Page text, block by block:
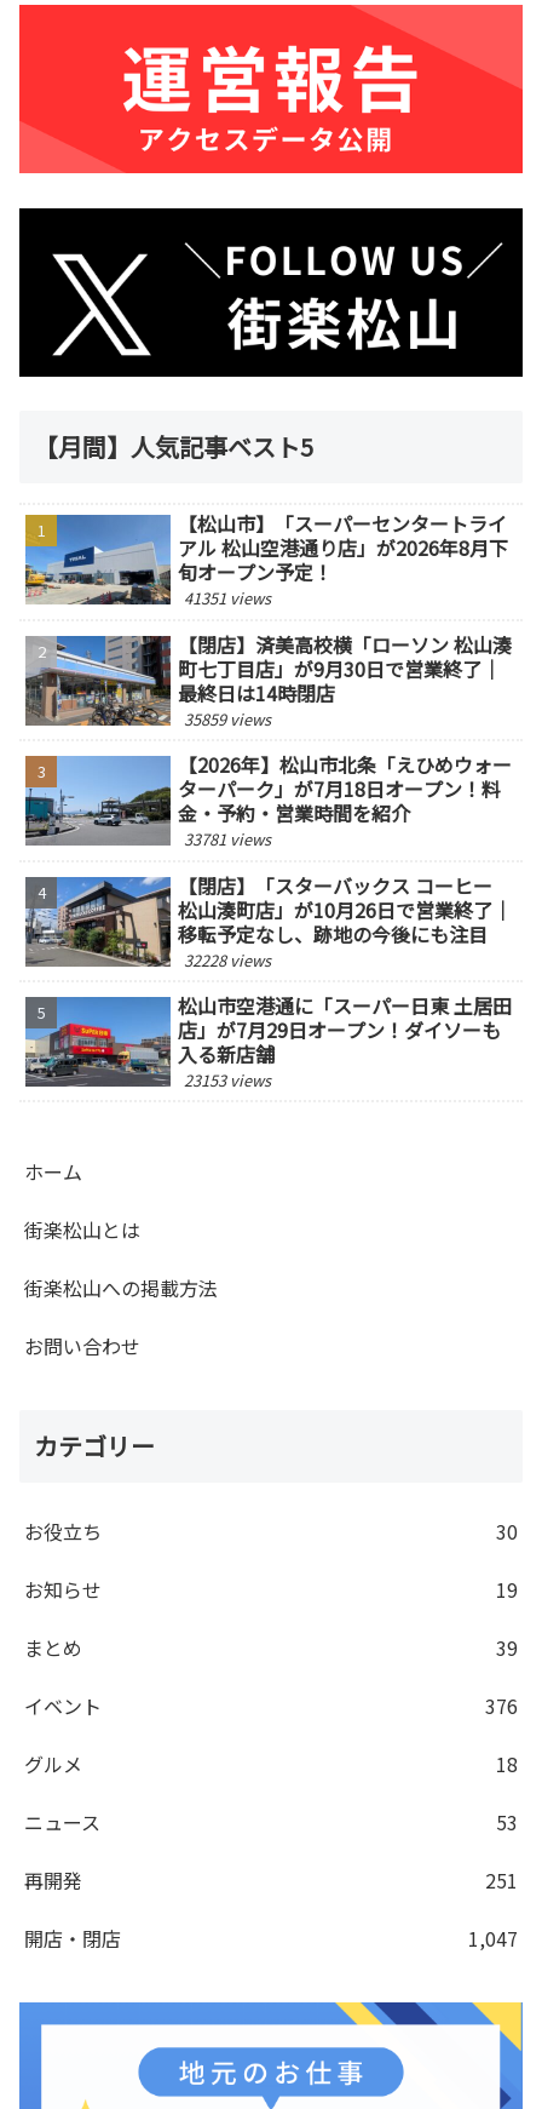
【月間】人気記事ベスト5
【松山市】「スーパーセンタートライ
アル 松山空港通り店」が2026年8月下
旬オープン予定！
41351 views
【閉店】済美高校横「ローソン 松山湊
町七丁目店」が9月30日で営業終了｜
最終日は14時閉店
35859 views
【2026年】松山市北条「えひめウォー
ターパーク」が7月18日オープン！料
金・予約・営業時間を紹介
33781 views
【閉店】「スターバックス コーヒー
松山湊町店」が10月26日で営業終了｜
移転予定なし、跡地の今後にも注目
32228 views
松山市空港通に「スーパー日東 土居田
店」が7月29日オープン！ダイソーも
入る新店舗
23153 views
ホーム
街楽松山とは
街楽松山への掲載方法
お問い合わせ
カテゴリー
お役立ち
30
お知らせ
19
まとめ
39
イベント
376
グルメ
18
ニュース
53
再開発
251
開店・閉店
1,047